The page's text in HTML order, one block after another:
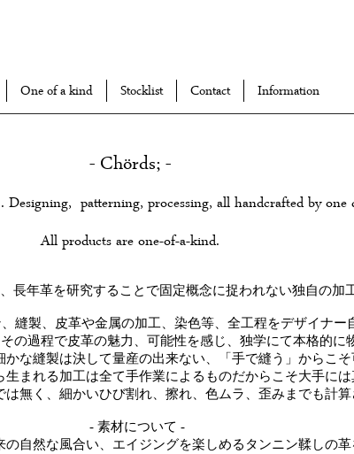
One of a kind Stocklist Contact Information
- Chörds; -
Designing, patterning, processing, all handcrafted by one
All products are one-of-a-kind.
長年革を研究することで固定概念に捉われない独自の加
縫製、皮革や金属の加工、染色等、全工程をデザイナー
の過程で皮革の魅力、可能性を感じ、独学にて本格的に
な縫製は決して量産の出来ない、「手で縫う」からこそ
まれる加工は全て手作業によるものだからこそ大手には
無く、細かいひび割れ、擦れ、色ムラ、歪みまでも計算
- 素材について -
自然な風合い、エイジングを楽しめるタンニン鞣しの革